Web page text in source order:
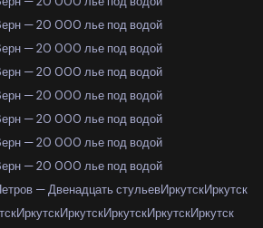
— 20 000 лье под водой
— 20 000 лье под водой
— 20 000 лье под водой
— 20 000 лье под водой
— 20 000 лье под водой
— 20 000 лье под водой
— 20 000 лье под водой
— Двенадцать стульевИркутскИркутск
ИркутскИркутскИркутскИркутскИркутск